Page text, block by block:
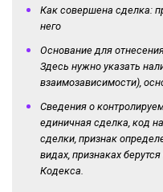
Как совершена сделка:
него
Основание для
Здесь нужно указать
взаимозависимости),
Сведения о
единичная сделка, код
сделки, признак
видах, признаках
Кодекса.